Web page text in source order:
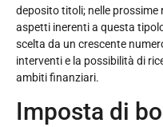
deposito titoli; nelle
aspetti inerenti a questa
scelta da un crescente
interventi e la possibilità di
ambiti finanziari.
Imposta di